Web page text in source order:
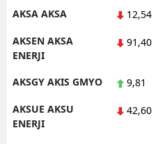
AKSA AKSA 12,54
AKSEN AKSA
ENERJI
91,40
AKSGY AKIS GMYO 9,81
AKSUE AKSU
ENERJI
42,60